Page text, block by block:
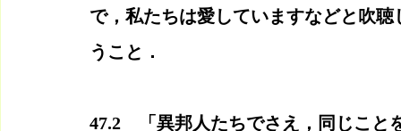
で，私たちは愛していますなどと吹
うこと．
47.2　「異邦人たちでさえ，同じこと